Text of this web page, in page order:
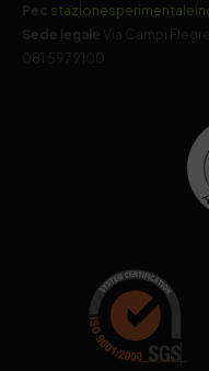
Pec
Sede legale
Via Campi
081 5979100